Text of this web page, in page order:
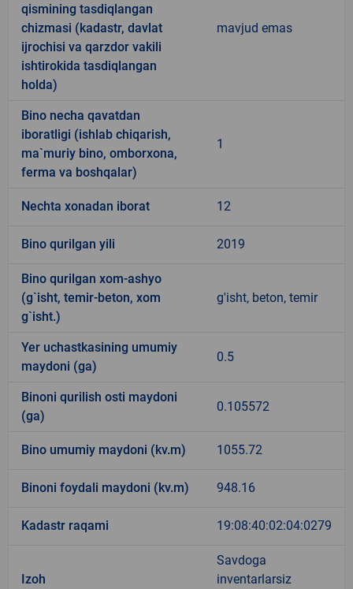
qismining tasdiqlangan
chizmasi (kadastr, davlat
ijrochisi va qarzdor vakili
ishtirokida tasdiqlangan
holda)
mavjud emas
Bino necha qavatdan
iboratligi (ishlab chiqarish,
ma`muriy bino, omborxona,
ferma va boshqalar)
1
Nechta xonadan iborat 12
Bino qurilgan yili 2019
Bino qurilgan xom-ashyo
(g`isht, temir-beton, xom
g`isht.)
g'isht, beton, temir
Yer uchastkasining umumiy
maydoni (ga)
0.5
Binoni qurilish osti maydoni
(ga)
0.105572
Bino umumiy maydoni (kv.m) 1055.72
Binoni foydali maydoni (kv.m) 948.16
Kadastr raqami 19:08:40:02:04:0279
Izoh
Savdoga
inventarlarsiz